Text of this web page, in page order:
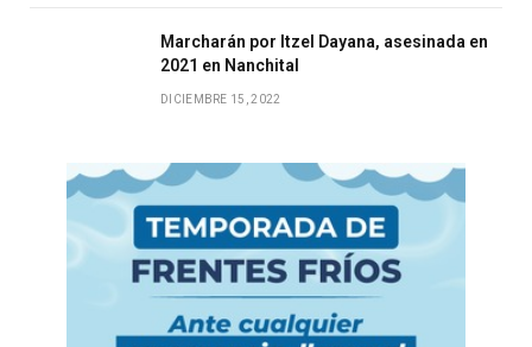
Marcharán por Itzel Dayana, asesinada en
2021 en Nanchital
DICIEMBRE 15, 2022